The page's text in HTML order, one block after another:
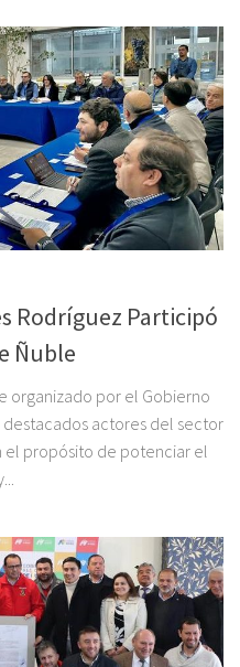
Rodríguez Participó
Ñuble
organizado por el Gobierno
destacados actores del sector
propósito de potenciar el